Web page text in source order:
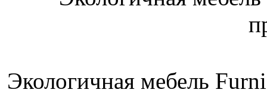
Экологичная мебель